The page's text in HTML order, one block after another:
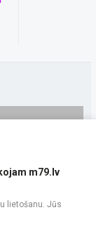
m79.lv
lietošanu. Jūs